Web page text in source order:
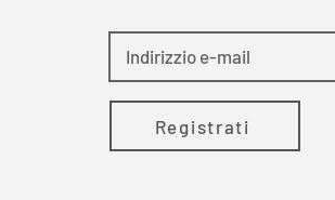
Registrati